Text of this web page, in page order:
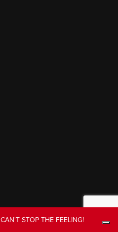
CAN'T STOP THE FEELING!